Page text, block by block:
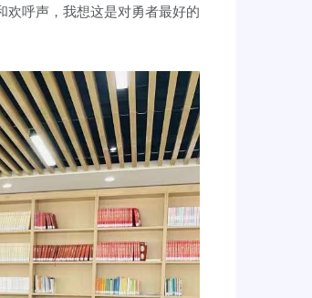
欢呼声，我想这是对勇者最好的